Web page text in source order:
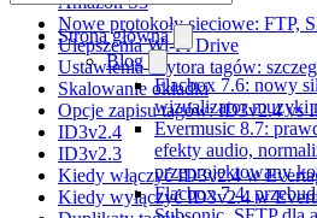
Strona główna
Blog
Flacbox 7.6: nowy
wizualizator muzyki
Evermusic 8.7:
efekty audio,
przeprojektowany
Flacbox 7.4:
Nowe protokoły sieciowe: FTP,
Ulepszenia Wi-Fi Drive
Ustawienia edytora tagów:
Skalowanie okładki
Opcje zapisu tagów: ID3v2.4 vs
ID3v2.4
ID3v2.3
Kiedy włączyć ID3v2.4 w
Kiedy wyłączyć ID3v2.4 w